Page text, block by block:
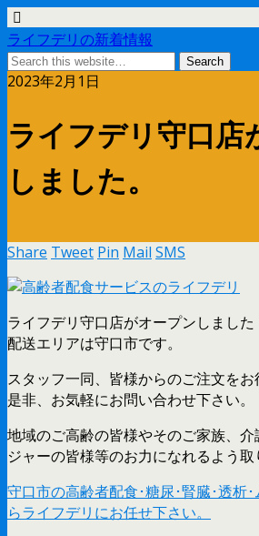
ライフデリの新着情報
2023年2月1日
ライフデリ守口店
しました。
Share Tweet Pin Mail SMS
ライフデリ守口店がオープンしました
配送エリアは守口市です。
スタッフ一同、皆様からのご注文をお
是非、お気軽にお問い合わせ下さい。
地域のご高齢の皆様やそのご家族、
ジャーの皆様等のお力になれるよう取
守口市の高齢者配食･糖尿･腎臓･透析
らライフデリにお任せ下さい。